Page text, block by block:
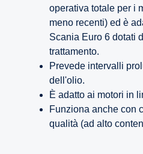
operativa totale per i
meno recenti) ed è
Scania Euro 6 dotati
trattamento.
Prevede intervalli
dell'olio.
È adatto ai motori in
Funziona anche con
qualità (ad alto